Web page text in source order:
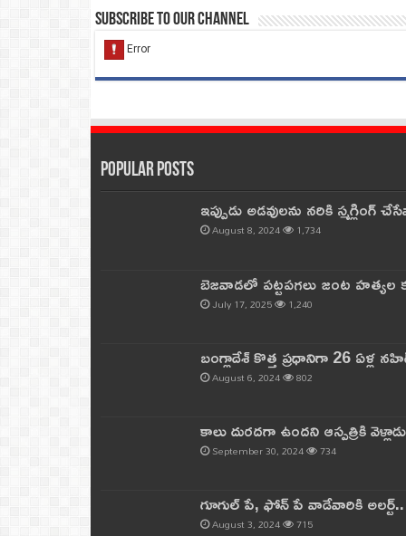
Subscribe to our Channel
Popular Posts
ఇప్పుడు అడవులను నరికి
August 8, 2024 1,734
బెజవాడలో పట్టపగలు జంట
July 17, 2025 1,240
బంగ్లాదేశ్ కొత్త ప్రధానిగా 26 ఏళ్ల
August 6, 2024 802
కాలు దురదగా ఉందని ఆస్పత్రికి
September 30, 2024 734
గూగుల్ పే, ఫోన్ పే వాడేవారికి
August 3, 2024 715